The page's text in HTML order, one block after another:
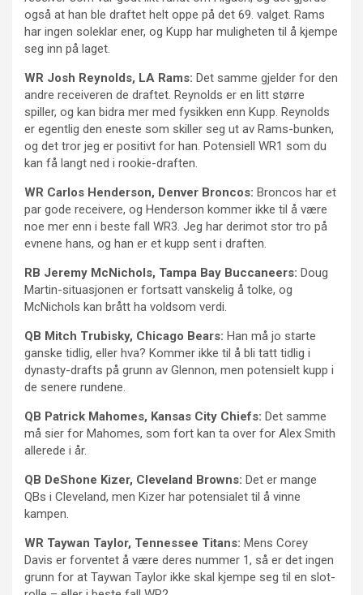
også at han ble draftet helt oppe på det 69. valget. Rams
har ingen soleklar ener, og Kupp har muligheten til å kjempe
seg inn på laget.
WR Josh Reynolds, LA Rams: Det samme gjelder for den
andre receiveren de draftet. Reynolds er en litt større
spiller, og kan bidra mer med fysikken enn Kupp. Reynolds
er egentlig den eneste som skiller seg ut av Rams-bunken,
og det tror jeg er positivt for han. Potensiell WR1 som du
kan få langt ned i rookie-draften.
WR Carlos Henderson, Denver Broncos: Broncos har et
par gode receivere, og Henderson kommer ikke til å være
noe mer enn i beste fall WR3. Jeg har derimot stor tro på
evnene hans, og han er et kupp sent i draften.
RB Jeremy McNichols, Tampa Bay Buccaneers: Doug
Martin-situasjonen er fortsatt vanskelig å tolke, og
McNichols kan brått ha voldsom verdi.
QB Mitch Trubisky, Chicago Bears: Han må jo starte
ganske tidlig, eller hva? Kommer ikke til å bli tatt tidlig i
dynasty-drafts på grunn av Glennon, men potensielt kupp i
de senere rundene.
QB Patrick Mahomes, Kansas City Chiefs: Det samme
må sier for Mahomes, som fort kan ta over for Alex Smith
allerede i år.
QB DeShone Kizer, Cleveland Browns: Det er mange
QBs i Cleveland, men Kizer har potensialet til å vinne
kampen.
WR Taywan Taylor, Tennessee Titans: Mens Corey
Davis er forventet å være deres nummer 1, så er det ingen
grunn for at Taywan Taylor ikke skal kjempe seg til en slot-